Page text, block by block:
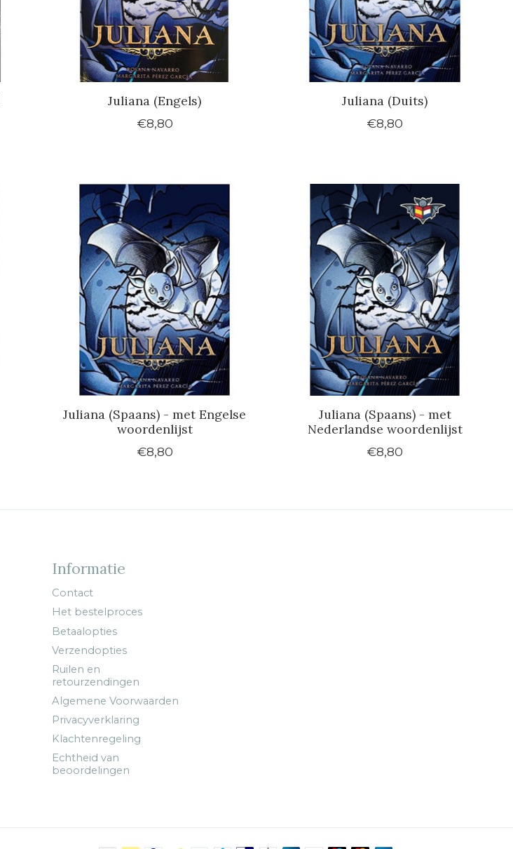
Juliana (Engels)
€8,80
Juliana (Duits)
€8,80
Juliana (Spaans) - met Engelse
woordenlijst
€8,80
Juliana (Spaans) - met
Nederlandse woordenlijst
€8,80
Informatie
Contact
Het bestelproces
Betaalopties
Verzendopties
Ruilen en
retourzendingen
Algemene Voorwaarden
Privacyverklaring
Klachtenregeling
Echtheid van
beoordelingen